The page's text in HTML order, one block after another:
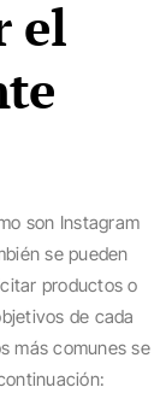
el
son Instagram
se pueden
productos o
de cada
más comunes se